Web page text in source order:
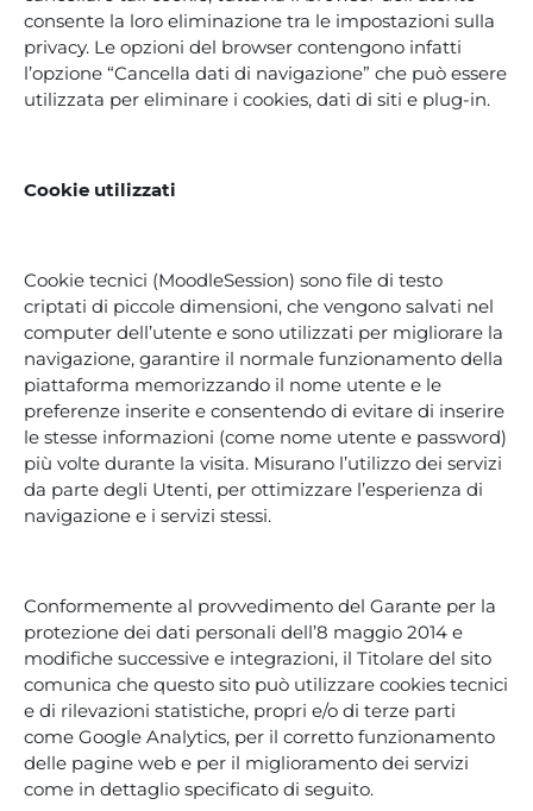
consente la loro eliminazione tra le impostazioni sulla
privacy. Le opzioni del browser contengono infatti
l’opzione “Cancella dati di navigazione” che può essere
utilizzata per eliminare i cookies, dati di siti e plug-in.
Cookie utilizzati
Cookie tecnici (MoodleSession) sono file di testo
criptati di piccole dimensioni, che vengono salvati nel
computer dell’utente e sono utilizzati per migliorare la
navigazione, garantire il normale funzionamento della
piattaforma memorizzando il nome utente e le
preferenze inserite e consentendo di evitare di inserire
le stesse informazioni (come nome utente e password)
più volte durante la visita. Misurano l’utilizzo dei servizi
da parte degli Utenti, per ottimizzare l’esperienza di
navigazione e i servizi stessi.
Conformemente al provvedimento del Garante per la
protezione dei dati personali dell’8 maggio 2014 e
modifiche successive e integrazioni, il Titolare del sito
comunica che questo sito può utilizzare cookies tecnici
e di rilevazioni statistiche, propri e/o di terze parti
come Google Analytics, per il corretto funzionamento
delle pagine web e per il miglioramento dei servizi
come in dettaglio specificato di seguito.